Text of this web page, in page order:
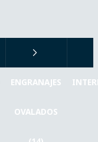
ENGRANAJES
OVALADOS